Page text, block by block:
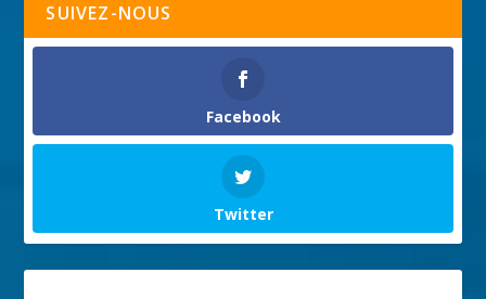
SUIVEZ-NOUS
Facebook
Twitter